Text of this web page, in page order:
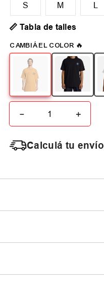
M L
📏 Tabla de talles
＋
－
Calculá tu envío